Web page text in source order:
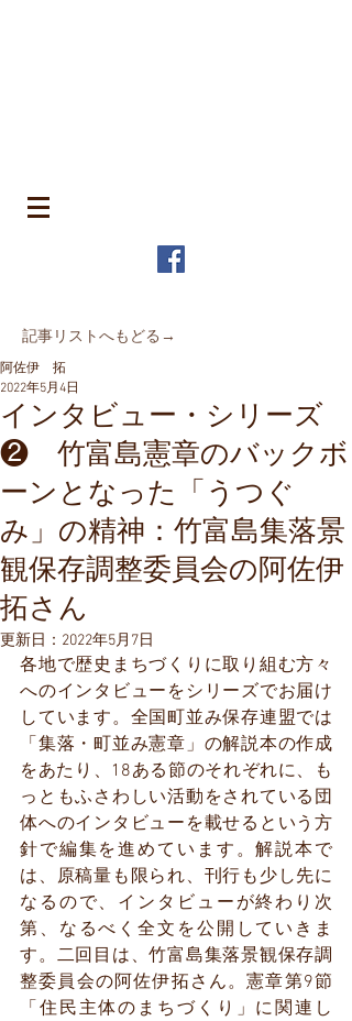
​記事リストへもどる→
インタビュー・シリーズ
❷ 竹富島憲章のバックボ
ーンとなった「うつぐ
み」の精神：竹富島集落景
観保存調整委員会の阿佐伊
拓さん
阿佐伊 拓
2022年5月4日
更新日： 2022年5月7日
各地で歴史まちづくりに取り組む方々
へのインタビューをシリーズでお届け
しています。全国町並み保存連盟では
「集落・町並み憲章」の解説本の作成
をあたり、18ある節のそれぞれに、も
っともふさわしい活動をされている団
体へのインタビューを載せるという方
針で編集を進めています。解説本で
は、原稿量も限られ、刊行も少し先に
なるので、インタビューが終わり次
第、なるべく全文を公開していきま
す。二回目は、竹富島集落景観保存調
整委員会の阿佐伊拓さん。憲章第9節
「 住民主体のまちづくり」に関連し